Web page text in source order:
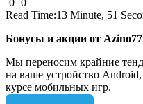
0 0
Read Time:13 Minute, 51
Бонусы и акции от
Мы переносим крайние
на ваше устройство
курсе мобильных игр.